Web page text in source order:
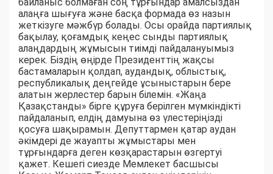
байланыс болмаған соң тұрғындар амалсыздан
алаңға шығуға және басқа формада өз назын
жеткізуге мәжбүр болады. Осы орайда партиялық
бақылау, қоғамдық кеңес сынды партиялық
алаңдардың жұмысын тиімді пайдалануымыз
керек. Біздің өңірде Президенттің жақсы
бастамаларын қолдап, аудандық, облыстық,
республикалық деңгейде ұсыныстарын бере
алатын жерлестер барын білемін. «Жаңа
Қазақстанды» бірге құруға берілген мүмкіндікті
пайдаланып, елдің дамуына өз үлестеріңізді
қосуға шақырамын. Депуттармен қатар аудан
әкімдері де жауапты жұмыстары мен
тұрғындарға деген көзқарастарын өзгертуі
қажет. Кешегі сиезде Мемлекет басшысы